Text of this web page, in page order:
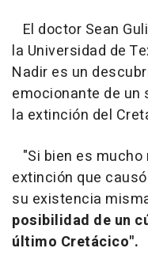
El doctor Sean
la Universidad de
Nadir es un
emocionante de un
la extinción del
"Si bien es
extinción que
su existencia
posibilidad de un
último Cretácico".